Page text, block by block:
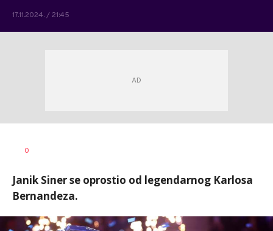
17.11.2024. / 21:45
0
Janik Siner se oprostio od legendarnog Karlosa
Bernandeza.